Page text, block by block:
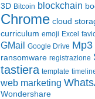
3D Bitcoin blockchain
Chrome cloud
curriculum emoji Excel
GMail Google Drive Mp3
ransomware registrazione
tastiera template
web marketing
Wondershare